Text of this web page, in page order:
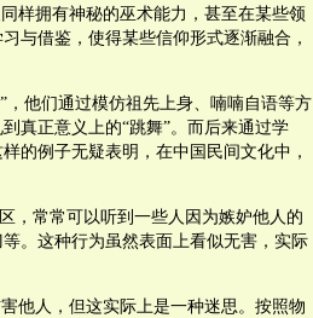
样拥有神秘的巫术能力，甚至在某些领
与借鉴，使得某些信仰形式逐渐融合，
，他们通过模仿祖先上身、喃喃自语等方
真正意义上的“跳舞”。而后来通过学
的例子无疑表明，在中国民间文化中，
，常常可以听到一些人因为嫉妒他人的
。这种行为虽然表面上看似无害，实际
他人，但这实际上是一种迷思。按照物